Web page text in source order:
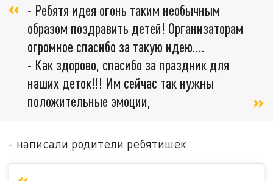
- Ребятя идея огонь таким необычным
образом поздравить детей! Организаторам
огромное спасибо за такую идею....
- Как здорово, спасибо за праздник для
наших деток!!! Им сейчас так нужны
положительные эмоции,
- написали родители ребятишек.